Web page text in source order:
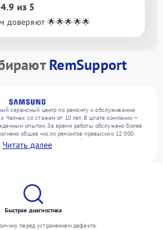
из 5
доверяют 🌟🌟🌟🌟🌟
RemSupport
сервисный центр по ремонту и обслуживанию
Челнах со стажем от 10 лет. В штате компании —
опытом. За время работы обслужено более
общее число ремонтов превысило 12 000.
поступает более 300 устройств, включая , , . Мы
сложности и предлагаем стабильный уровень
Читать далее
Быстрая диагностика
перед устранением дефекта.